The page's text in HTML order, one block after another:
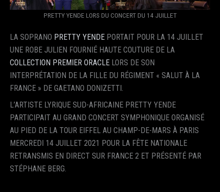
PRETTY YENDE LORS DU CONCERT DU 14 JUILLET
LA SOPRANO PRETTY YENDE PORTAIT POUR LA 14 JUILLET
UNE ROBE JULIEN FOURNIÉ HAUTE COUTURE DE LA
COLLECTION PREMIER ORACLE LORS DE SON
INTERPRÉTATION DE LA FILLE DU RÉGIMENT « SALUT À LA
FRANCE » DE GAETANO DONIZETTI.
L’ARTISTE LYRIQUE SUD-AFRICAINE PRETTY YENDE
PARTICIPAIT AU GRAND CONCERT SYMPHONIQUE ORGANISÉ
AU PIED DE LA TOUR EIFFEL AU CHAMP-DE-MARS À PARIS
MERCREDI 14 JUILLET 2021 POUR LA FÊTE NATIONALE
RETRANSMIS EN DIRECT SUR FRANCE 2 ET PRÉSENTÉ PAR
STÉPHANE BERG.